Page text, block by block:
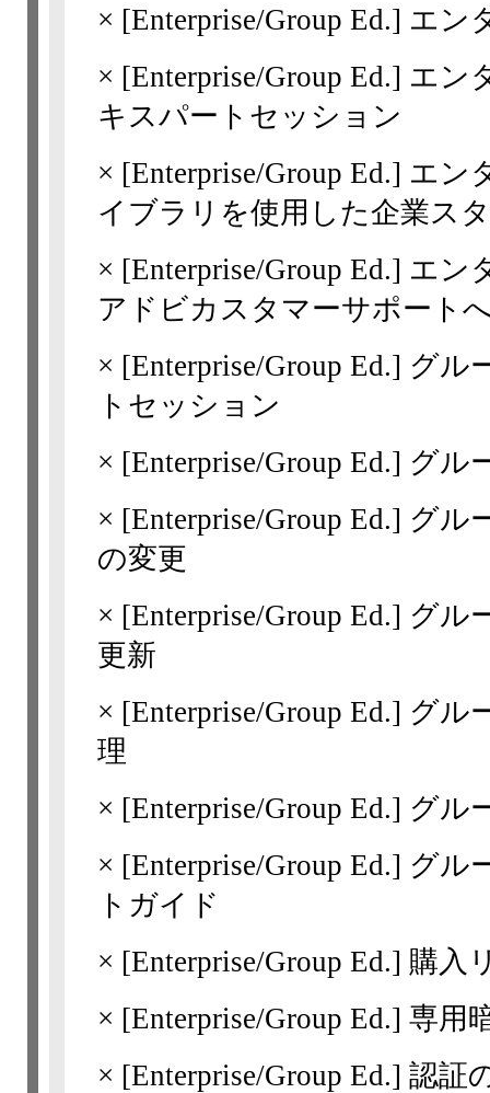
× [Enterprise/Group Ed.] エン
× [Enterprise/Group Ed.] エン
キスパートセッション
× [Enterprise/Group Ed.] エン
イブラリを使用した企業ス
× [Enterprise/Group Ed.] エン
アドビカスタマーサポート
× [Enterprise/Group Ed.] グル
トセッション
× [Enterprise/Group Ed.] グル
× [Enterprise/Group Ed.] グル
の変更
× [Enterprise/Group Ed.] グル
更新
× [Enterprise/Group Ed.] グル
理
× [Enterprise/Group Ed.] グル
× [Enterprise/Group Ed.] グル
トガイド
× [Enterprise/Group Ed.] 購入
× [Enterprise/Group Ed.] 専用
× [Enterprise/Group Ed.] 認証